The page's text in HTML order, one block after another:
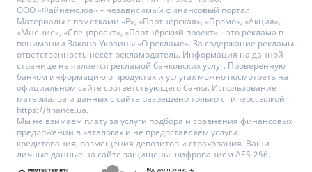
ООО «Файненс.юа» – независимый финансовый портал.
Материалы с пометками «Р», «Партнёрская», «Промо», «Акция»,
«Мнение», «Спецпроект», «Партнёрский проект» – это реклама в
понимании Закона Украины «О рекламе». За содержание рекламы
ответственность несёт рекламодатель. Информация на данной
странице не является рекламой банковских услуг. Проверенную
банком информацию о продуктах и услугах можно посмотреть на
официальном сайте соответствующего банка. Использование
материалов и данных с сайта разрешено только с гиперссылкой
https://finance.ua.
Мы не взимаем плату за услуги подбора и сравнения финансовых
предложений в каталогах и не предоставляем услуги
кредитования, размещения депозитов и страхования. Ваши
личные данные на сайте защищены шифрованием AES-256.